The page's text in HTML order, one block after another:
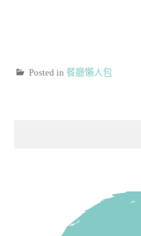
Posted in 餐廳懶人包